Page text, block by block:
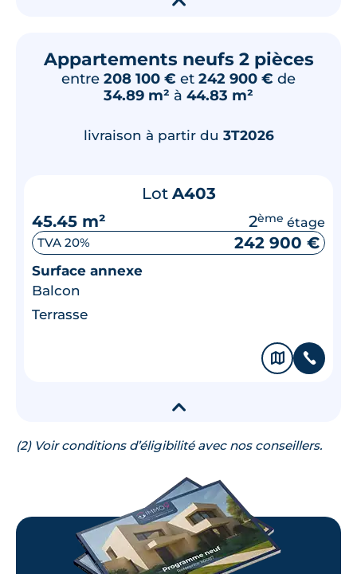
Appartements neufs 2 pièces
entre 208 100 € et 242 900 € de
34.89 m² à 44.83 m²
livraison à partir du 3T2026
Lot A403
45.45 m²
2ème étage
TVA 20% 242 900 €
Surface annexe
Balcon
Terrasse
🗞 📞
▾
(2) Voir conditions d’éligibilité avec nos conseillers.